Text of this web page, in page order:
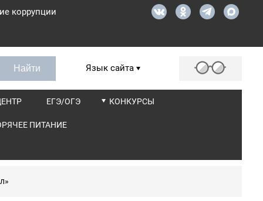
коррупции
Язык сайта
ЕГЭ/ОГЭ КОНКУРСЫ
ПИТАНИЕ